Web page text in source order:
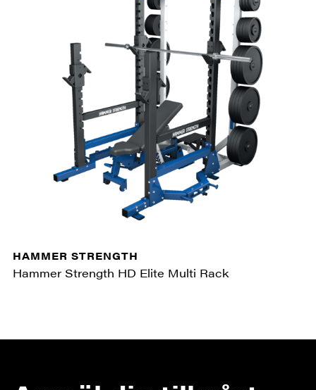
HAMMER STRENGTH
Hammer Strength HD Elite Multi Rack